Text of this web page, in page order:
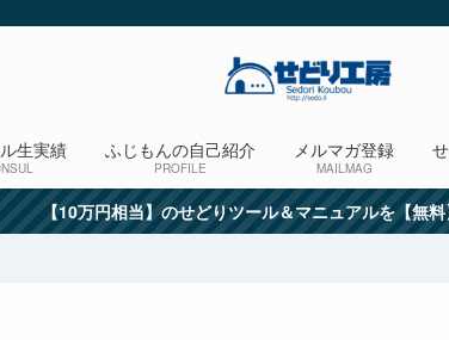
生実績 ふじもんの自己紹介
PROFILE
メルマガ登録
MAILMAG
【10万円相当】のせどりツール＆マニュアルを【無